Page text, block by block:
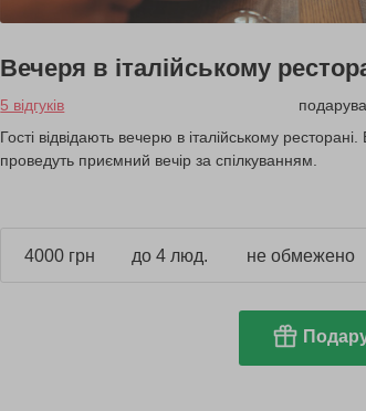
Вечеря в італійському
5 відгуків
Гості відвідають вечерю в італійському
проведуть приємний вечір за спілкуванням.
4000 грн до 4 люд. не обмежено